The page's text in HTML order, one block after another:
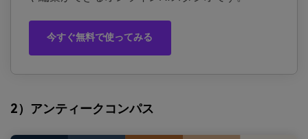
今すぐ無料で使ってみる
2）アンティークコンパス